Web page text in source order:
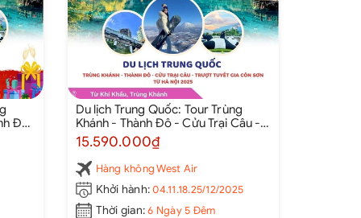
Đô
Du lịch Trung Quốc: Tour Trùng
Khánh - Thành Đô - Cửu Trại Câu -
Trượt Tuyết Gia Côn Sơn từ Hà Nội
2025
15.590.000₫
Hàng không West Air
Khởi hành:04.11.18.25/12/2025
Thời gian:6 Ngày 5 Đêm